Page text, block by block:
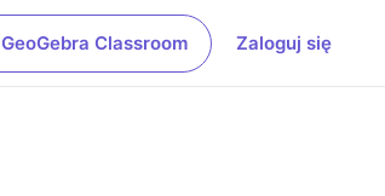
GeoGebra Classroom Zaloguj się